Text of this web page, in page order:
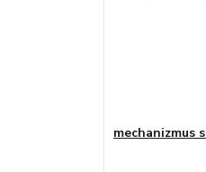
mechanizmus